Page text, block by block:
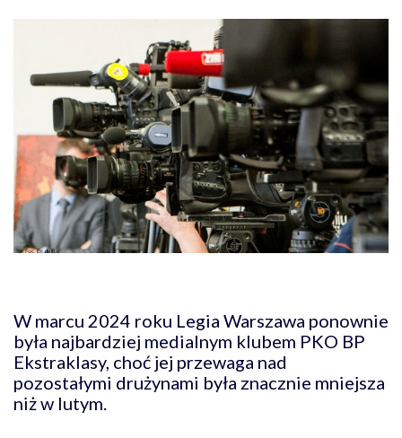
W marcu 2024 roku Legia Warszawa ponownie
była najbardziej medialnym klubem PKO BP
Ekstraklasy, choć jej przewaga nad
pozostałymi drużynami była znacznie mniejsza
niż w lutym.